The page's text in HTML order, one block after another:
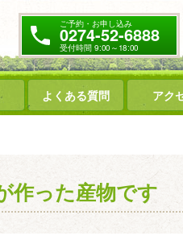
ご予約・お申し込み
0274-52-6888
受付時間 9:00～18:00
よくある質問 アク
作った産物です